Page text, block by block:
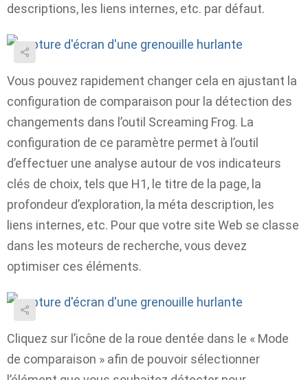
descriptions, les liens internes, etc. par défaut.
Vous pouvez rapidement changer cela en ajustant la
configuration de comparaison pour la détection des
changements dans l’outil Screaming Frog. La
configuration de ce paramètre permet à l’outil
d’effectuer une analyse autour de vos indicateurs
clés de choix, tels que H1, le titre de la page, la
profondeur d’exploration, la méta description, les
liens internes, etc. Pour que votre site Web se classe
dans les moteurs de recherche, vous devez
optimiser ces éléments.
Cliquez sur l’icône de la roue dentée dans le « Mode
de comparaison » afin de pouvoir sélectionner